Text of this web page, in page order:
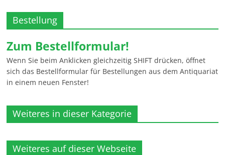
Bestellung
Zum Bestellformular!
Wenn Sie beim Anklicken gleichzeitig SHIFT drücken, öffnet
sich das Bestellformular für Bestellungen aus dem Antiquariat
in einem neuen Fenster!
Weiteres in dieser Kategorie
Weiteres auf dieser Webseite